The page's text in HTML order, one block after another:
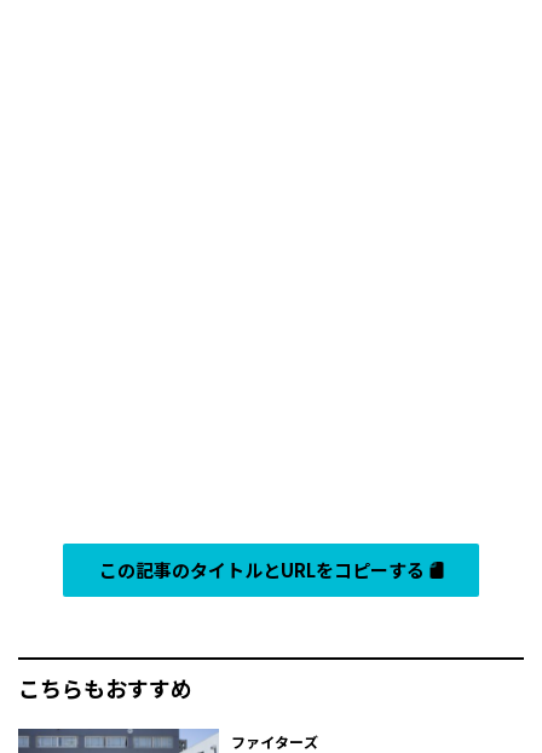
この記事のタイトルとURLをコピーする
こちらもおすすめ
ファイターズ